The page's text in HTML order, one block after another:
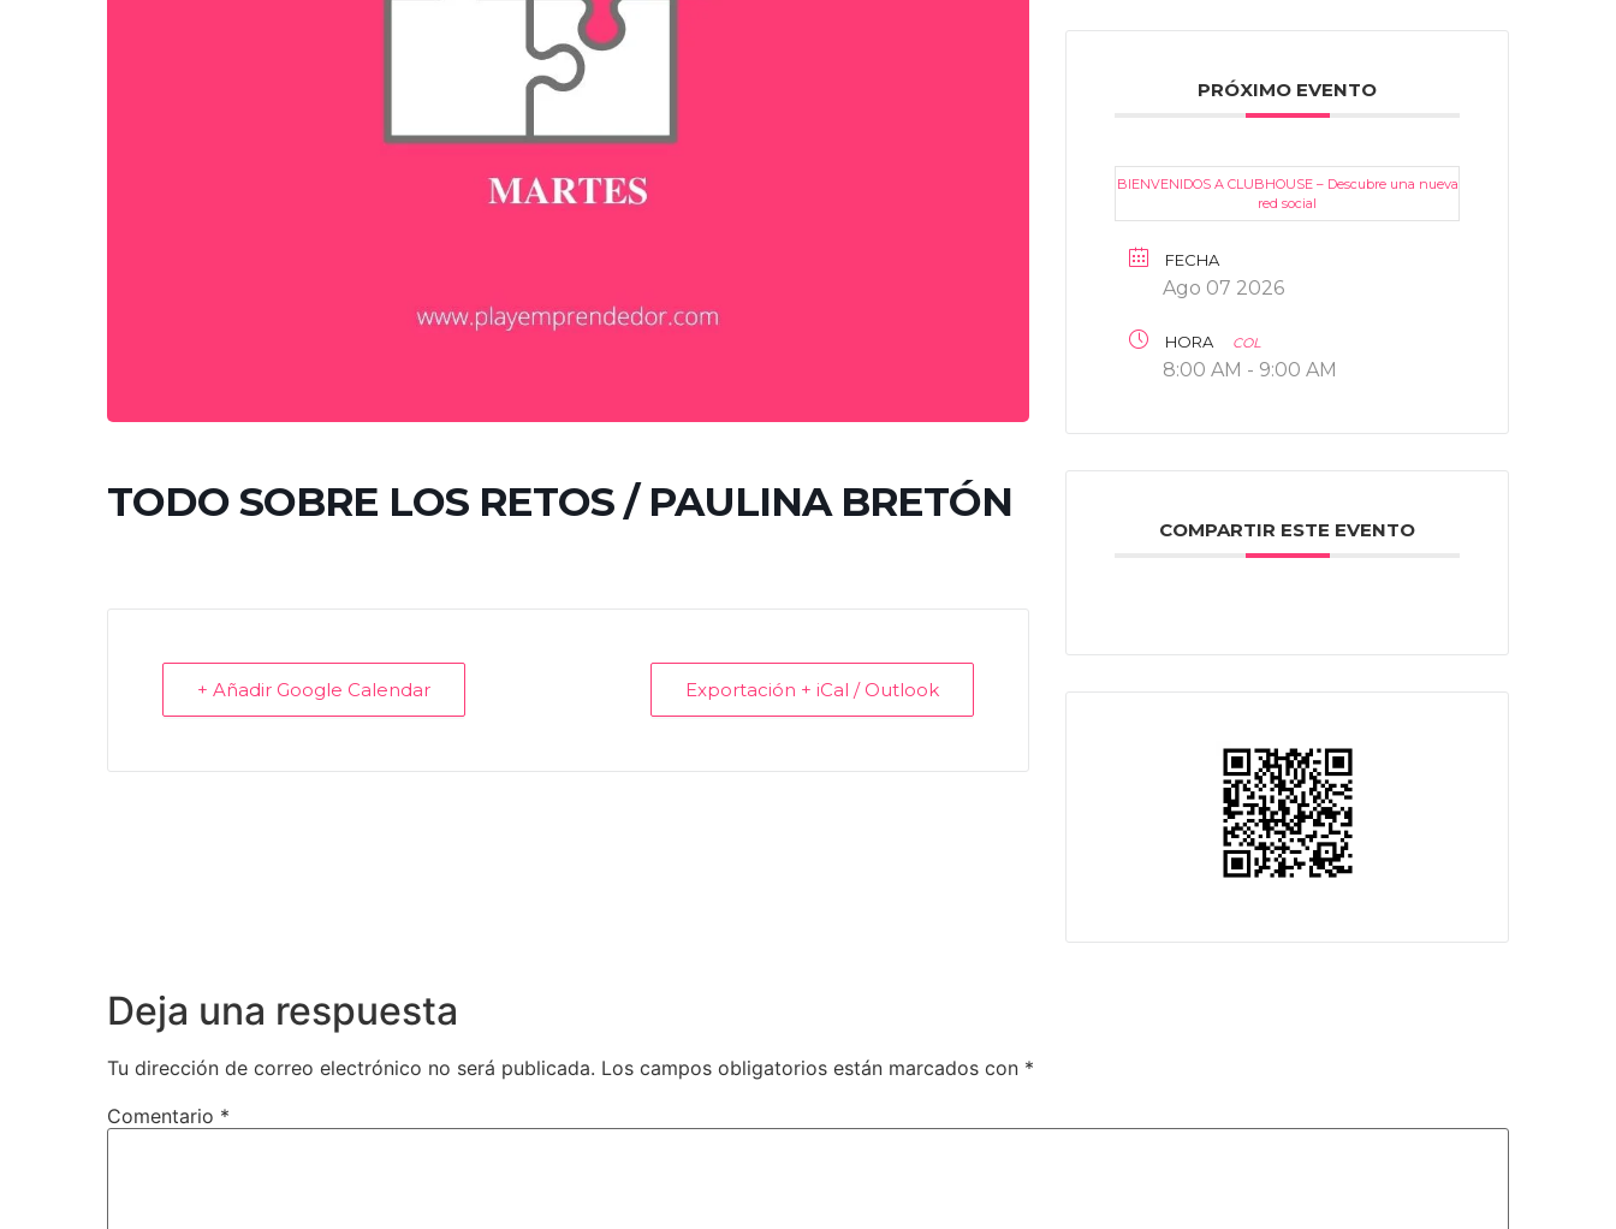
TODO SOBRE LOS RETOS / PAULINA BRETÓN
+ Añadir Google Calendar Exportación + iCal / Outlook
PRÓXIMO EVENTO
BIENVENIDOS A CLUBHOUSE – Descubre una nueva
red social
FECHA
Ago 07 2026
HORA COL
8:00 AM - 9:00 AM
COMPARTIR ESTE EVENTO
Deja una respuesta
Tu dirección de correo electrónico no será publicada. Los campos obligatorios están marcados con *
Comentario *